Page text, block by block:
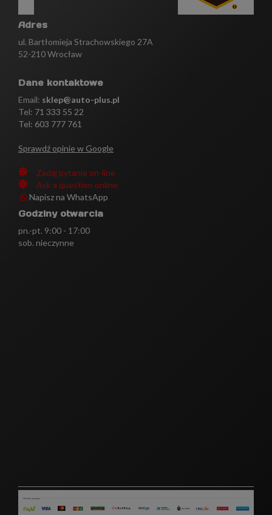
Adres
ul. Bartłomieja Strachowskiego 27A
52-210 Wrocław
Dane kontaktowe
Email: sklep@auto-plus.pl
Tel: 71 333 55 22
Tel: 603 777 761
Sprawdź opinie w Google
Zadaj pytanie on-line
Ask a question online
Napisz na WhatsApp
Godziny otwarcia
pn.-pt. 9:00 - 17:00
sob. nieczynne